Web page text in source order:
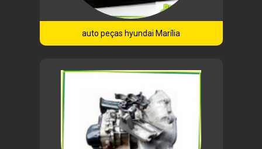
auto peças hyundai Marília